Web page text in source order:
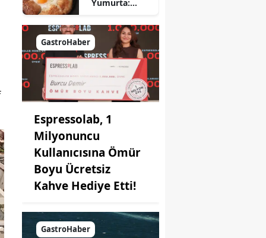
Yumurta:
Farklı Bir
Kahvaltı
Seçeneği
GastroHaber
Espressolab, 1
Milyonuncu
Kullanıcısına Ömür
Boyu Ücretsiz
Kahve Hediye Etti!
GastroHaber